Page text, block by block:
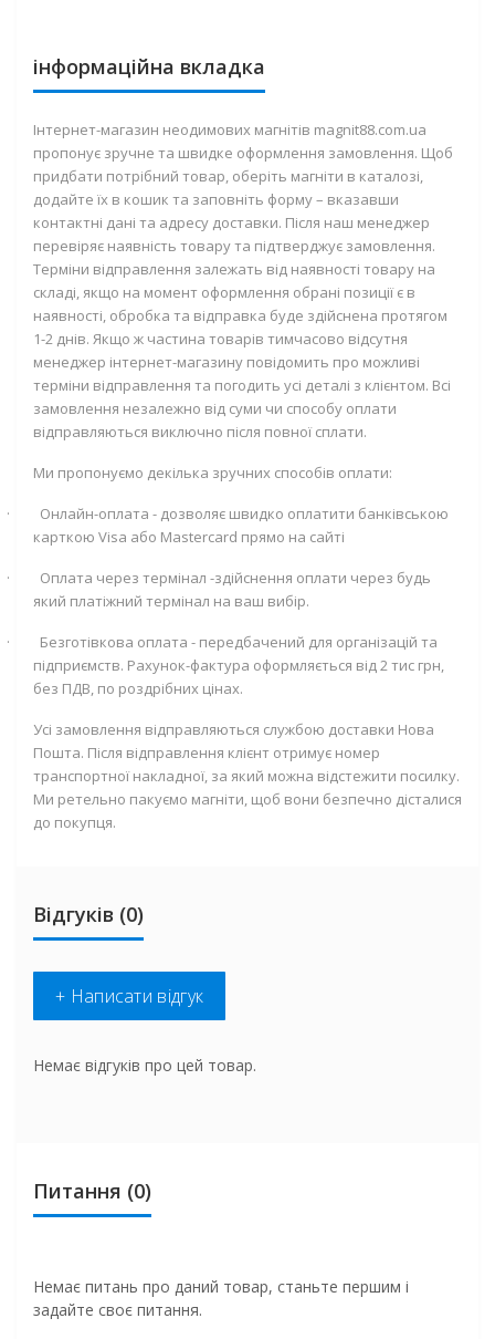
інформаційна вкладка
Інтернет-магазин неодимових магнітів magnit88.com.ua
пропонує зручне та швидке оформлення замовлення. Щоб
придбати потрібний товар, оберіть магніти в каталозі,
додайте їх в кошик та заповніть форму – вказавши
контактні дані та адресу доставки. Після наш менеджер
перевіряє наявність товару та підтверджує замовлення.
Терміни відправлення залежать від наявності товару на
складі, якщо на момент оформлення обрані позиції є в
наявності, обробка та відправка буде здійснена протягом
1-2 днів. Якщо ж частина товарів тимчасово відсутня
менеджер інтернет-магазину повідомить про можливі
терміни відправлення та погодить усі деталі з клієнтом. Всі
замовлення незалежно від суми чи способу оплати
відправляються виключно після повної сплати.
Ми пропонуємо декілька зручних способів оплати:
·
Онлайн-оплата - дозволяє швидко оплатити банківською
карткою Visa або Mastercard прямо на сайті
·
Оплата через термінал -здійснення оплати через будь
який платіжний термінал на ваш вибір.
·
Безготівкова оплата - передбачений для організацій та
підприємств. Рахунок-фактура оформляється від 2 тис грн,
без ПДВ, по роздрібних цінах.
Усі замовлення відправляються службою доставки Нова
Пошта. Після відправлення клієнт отримує номер
транспортної накладної, за який можна відстежити посилку.
Ми ретельно пакуємо магніти, щоб вони безпечно дісталися
до покупця.
Відгуків (0)
+ Написати відгук
Немає відгуків про цей товар.
Питання (0)
Немає питань про даний товар, станьте першим і
задайте своє питання.